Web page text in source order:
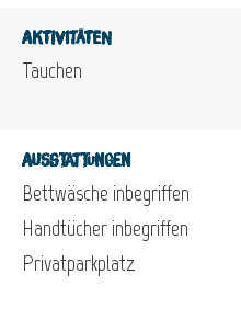
Aktivitäten
Tauchen
Ausstattungen
Bettwäsche inbegriffen
Handtücher inbegriffen
Privatparkplatz